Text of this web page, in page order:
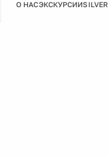
О НАСЭКСКУРСИИ